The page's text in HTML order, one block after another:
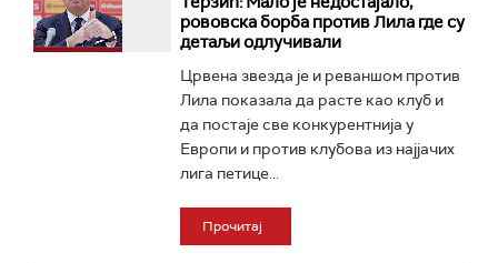
рововска борба против Лила где су
детаљи одлучивали
Црвена звезда је и реваншом против
Лила показала да расте као клуб и
да постаје све конкурентнија у
Европи и против клубова из најјачих
лига петице...
Прочитај